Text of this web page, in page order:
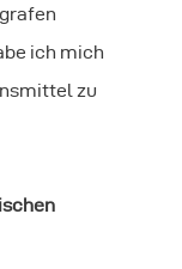
ich mich
zu